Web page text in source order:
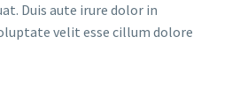
Duis aute irure dolor in
velit esse cillum dolore